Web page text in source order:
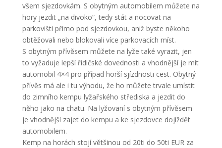
všem sjezdovkám. S obytným automobilem můžete na
hory jezdit „na divoko“, tedy stát a nocovat na
parkovišti přímo pod sjezdovkou, aniž byste někoho
obtěžovali nebo blokovali více parkovacích míst.
S obytným přívěsem můžete na lyže také vyrazit, jen
to vyžaduje lepší řidičské dovednosti a vhodnější je mít
automobil 4×4 pro případ horší sjízdnosti cest. Obytný
přívěs má ale i tu výhodu, že ho můžete trvale umístit
do zimního kempu lyžařského střediska a jezdit do
něho jako na chatu. Na lyžovaní s obytným přívěsem
je vhodnější zajet do kempu a ke sjezdovce dojíždět
automobilem.
Kemp na horách stojí většinou od 20ti do 50ti EUR za